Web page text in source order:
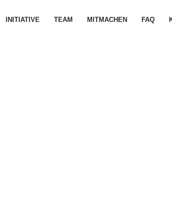
INITIATIVE TEAM MITMACHEN FAQ